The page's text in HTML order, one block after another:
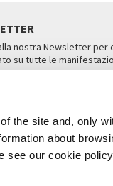
the site and, only
about
see our cookie
nostra Newsletter per
su tutte le